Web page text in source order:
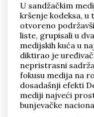
U sandžačkim
kršenje kodeksa, u
otvoreno
liste, grupisali u
medijskih kuća u
diktirao je
nepristrasni
fokusu medija na
dosadašnji efekti
mediji najveći
bunjevačke